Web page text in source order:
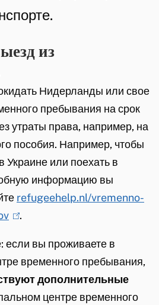
из
Нидерланды или свое
пребывания на срок
утраты права, например, на
пособия. Например, чтобы
Украине или поехать в
информацию вы
refugeehelp.nl/vremenno-
i
n
k
.
если вы проживаете в
временного пребывания,
дополнительные
центре временного